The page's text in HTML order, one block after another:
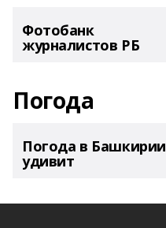
Фотобанк
журналистов РБ
Погода
Погода в Башкирии
удивит